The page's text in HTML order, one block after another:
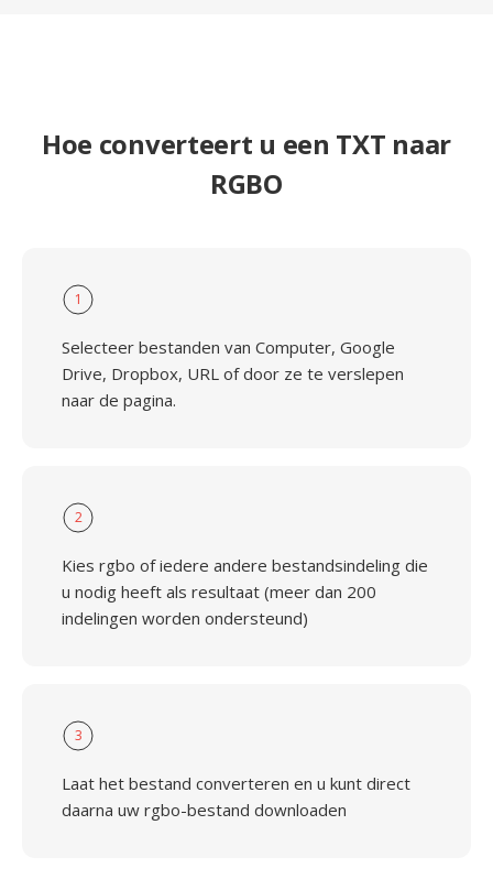
Hoe converteert u een TXT naar
RGBO
1
Selecteer bestanden van Computer, Google
Drive, Dropbox, URL of door ze te verslepen
naar de pagina.
2
Kies rgbo of iedere andere bestandsindeling die
u nodig heeft als resultaat (meer dan 200
indelingen worden ondersteund)
3
Laat het bestand converteren en u kunt direct
daarna uw rgbo-bestand downloaden